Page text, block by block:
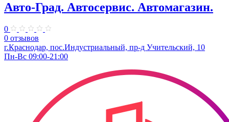
Авто-Град. Автосервис. Автомагазин.
0
0 отзывов
г.Краснодар, пос.Индустриальный, пр-д Учительский, 10
Пн-Вс 09:00-21:00